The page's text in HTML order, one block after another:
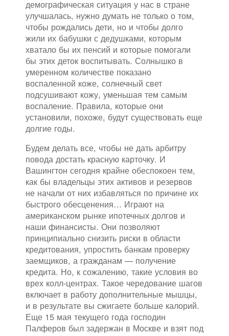
демографическая ситуация у нас в стране
улучшалась, нужно думать не только о том,
чтобы рождались дети, но и чтобы долго
жили их бабушки с дедушками, которым
хватало бы их пенсий и которые помогали
бы этих деток воспитывать. Солнышко в
умеренном количестве показано
воспаленной коже, солнечный свет
подсушивают кожу, уменьшая тем самым
воспаление. Правила, которые они
установили, похоже, будут существовать еще
долгие годы.
Будем делать все, чтобы не дать арбитру
повода достать красную карточку. И
Вашингтон сегодня крайне обеспокоен тем,
как бы владельцы этих активов и резервов
не начали от них избавляться по причине их
быстрого обесценения… Играют на
американском рынке ипотечных долгов и
наши финансисты. Они позволяют
принципиально снизить риски в области
кредитования, упростить банкам проверку
заемщиков, а гражданам — получение
кредита. Но, к сожалению, такие условия во
врех колл-центрах. Такое чередование шагов
включает в работу дополнительные мышцы,
и в результате вы сжигаете больше калорий.
Еще 15 мая текущего года господин
Палферов был задержан в Москве и взят под